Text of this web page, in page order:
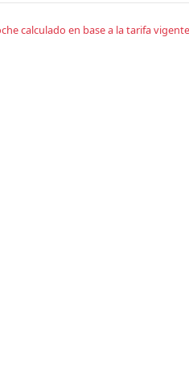
calculado en base a la tarifa